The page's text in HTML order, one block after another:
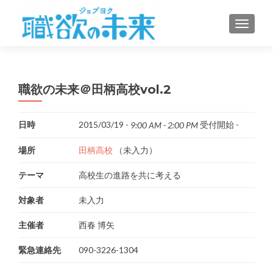
ナビゲ
職欲の未来＠田柄高校vol.2
日時 2015/03/19 - 9:00 AM - 2:00 PM受付開始 -
場所 田柄高校 （未入力）
テーマ 高校生の進路を共に考える
対象者 未入力
主催者 西春 博矢
緊急連絡先 090-3226-1304